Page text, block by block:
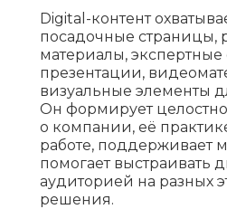
Digital-контент
посадочные страницы,
материалы, экспертные
презентации,
визуальные элементы
Он формирует
о компании, её
работе, поддерживает
помогает выстраивать
аудиторией на разных
решения.